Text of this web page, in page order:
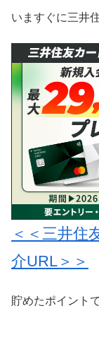
いますぐに三井
＜＜三井住
介URL＞＞
貯めたポイント